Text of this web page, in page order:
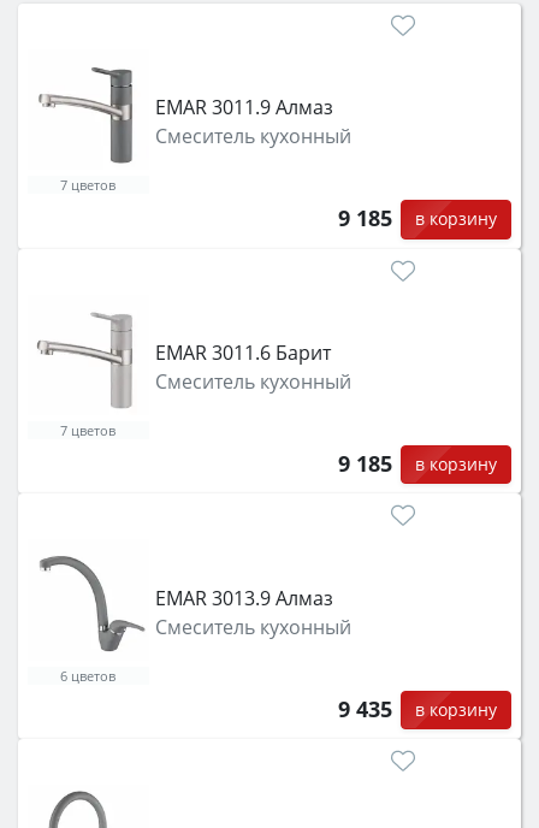
затем смотрите на объём 50–70 л для семьи,
функции (конвекция, гриль, самоочистка,
защита от детей).EMAR 3011.9 Алмаз
Смеситель кухонный
9 185 в корзину
7 цветов
EMAR 3011.6 Барит
Смеситель кухонный
9 185 в корзину
7 цветов
EMAR 3013.9 Алмаз
Смеситель кухонный
9 435 в корзину
6 цветов